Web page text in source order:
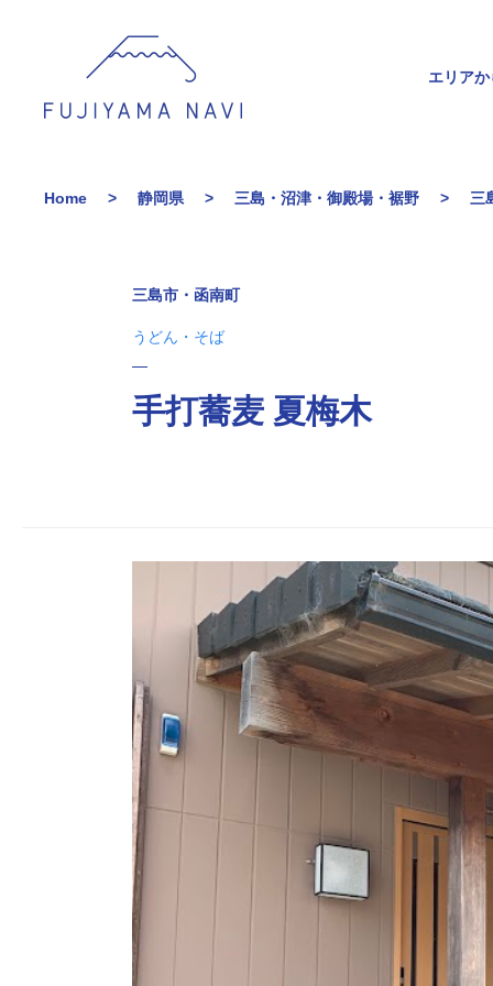
エリア
Home 静岡県 三島・沼津・御殿場・裾野 三
三島市・函南町
うどん・そば
手打蕎麦 夏梅木